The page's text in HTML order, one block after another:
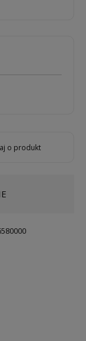
o produkt